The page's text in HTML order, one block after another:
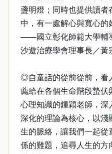
盞明燈；同時也提供讀者
中，有一處解心與寬心的
——國立彰化師範大學輔
沙遊治療學會理事長／黃
◎自童話的從前從前，
薦給在各個生命階段蟄伏
心理知識的鍾穎老師，深
深化的理論為核心，以淺
生的脈絡，讓我們一起從
係的難題，追尋人生的方